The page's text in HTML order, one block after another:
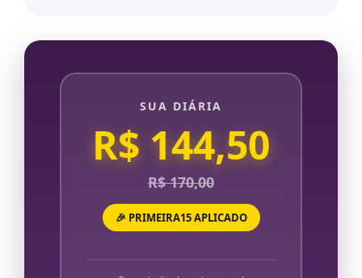
SUA DIÁRIA
R$ 144,50
R$ 170,00
🎉 PRIMEIRA15 APLICADO